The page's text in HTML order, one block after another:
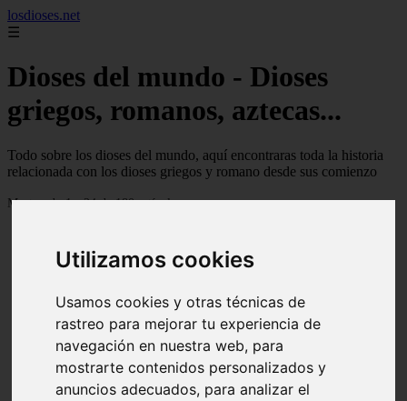
Utilizamos cookies
Usamos cookies y otras técnicas de
rastreo para mejorar tu experiencia de
navegación en nuestra web, para
mostrarte contenidos personalizados y
anuncios adecuados, para analizar el
losdioses.net
☰
Dioses del mundo - Dioses
griegos, romanos, aztecas...
Todo sobre los dioses del mundo, aquí encontraras toda la historia
relacionada con los dioses griegos y romano desde sus comienzo
Mostrando 1 - 24 de 180 artículos